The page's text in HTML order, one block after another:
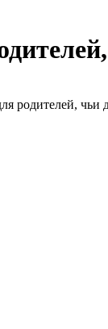
родителей, чьи